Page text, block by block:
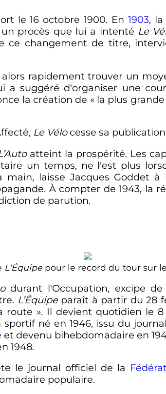
le16 octobre 1900. En 1903,
procès que lui a intenté Le
ce changement de titre,
rapidement trouver un
a suggéré d'organiser une
la création de « la plus
Le Vélocesse sa
atteint la prospérité. Les
un temps, ne l'est plus
main, laisse Jacques Goddet
À compter de 1943, la
de parution.
L'Équipepour le record du tour sur
durant l'Occupation, excipe
L’Équipeparaît à partir du28
route ». Il devient quotidien le
né en 1946, issu du journal
et devenu bihebdomadaire en
1948.
le journal officiel de la
populaire.